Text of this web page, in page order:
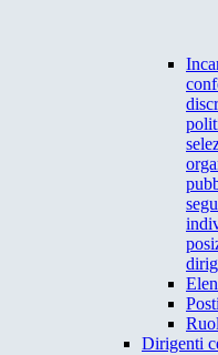
Dirigenti